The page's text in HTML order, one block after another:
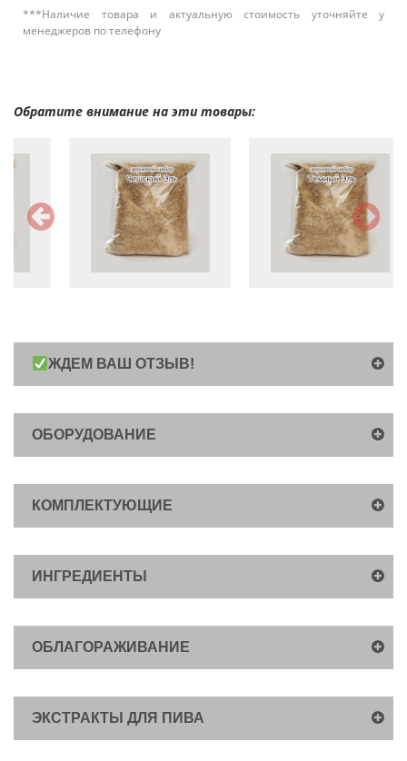
***Наличие товара и актуальную стоимость уточняйте у
менеджеров по телефону
Обратите внимание на эти товары:
ЖДЕМ ВАШ ОТЗЫВ!
ОБОРУДОВАНИЕ
КОМПЛЕКТУЮЩИЕ
ИНГРЕДИЕНТЫ
ОБЛАГОРАЖИВАНИЕ
ЭКСТРАКТЫ ДЛЯ ПИВА